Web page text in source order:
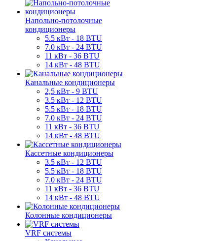
Напольно-потолочные
кондиционеры
5.5 кВт - 18 BTU
7.0 кВт - 24 BTU
11 кВт - 36 BTU
14 кВт - 48 BTU
Канальные кондиционеры
2,5 кВт - 9 BTU
3.5 кВт - 12 BTU
5.5 кВт - 18 BTU
7.0 кВт - 24 BTU
11 кВт - 36 BTU
14 кВт - 48 BTU
Кассетные кондиционеры
3.5 кВт - 12 BTU
5.5 кВт - 18 BTU
7.0 кВт - 24 BTU
11 кВт - 36 BTU
14 кВт - 48 BTU
Колонные кондиционеры
VRF системы